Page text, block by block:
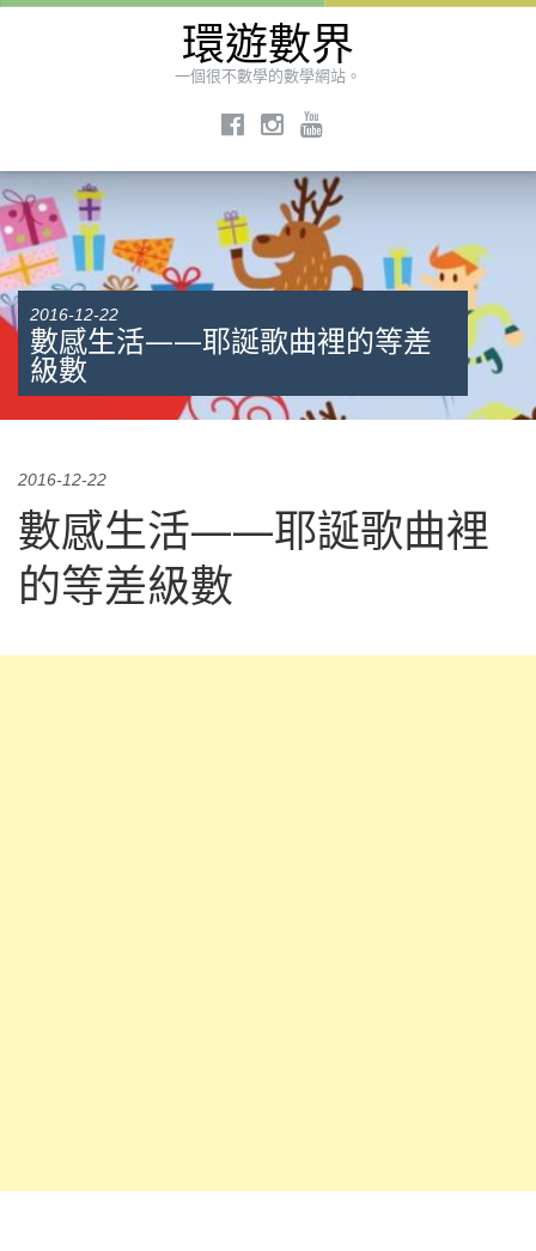
環遊數界
一個很不數學的數學網站。
2016-12-22
數感生活——耶誕歌曲裡的等差
級數
2016-12-22
數感生活——耶誕歌曲裡
的等差級數